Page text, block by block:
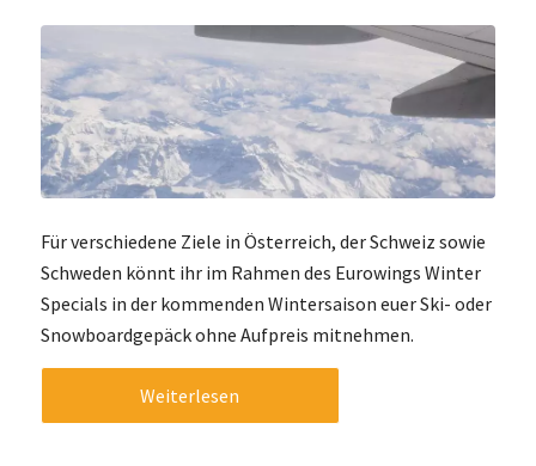
Für verschiedene Ziele in Österreich, der Schweiz sowie
Schweden könnt ihr im Rahmen des Eurowings Winter
Specials in der kommenden Wintersaison euer Ski- oder
Snowboardgepäck ohne Aufpreis mitnehmen.
Weiterlesen